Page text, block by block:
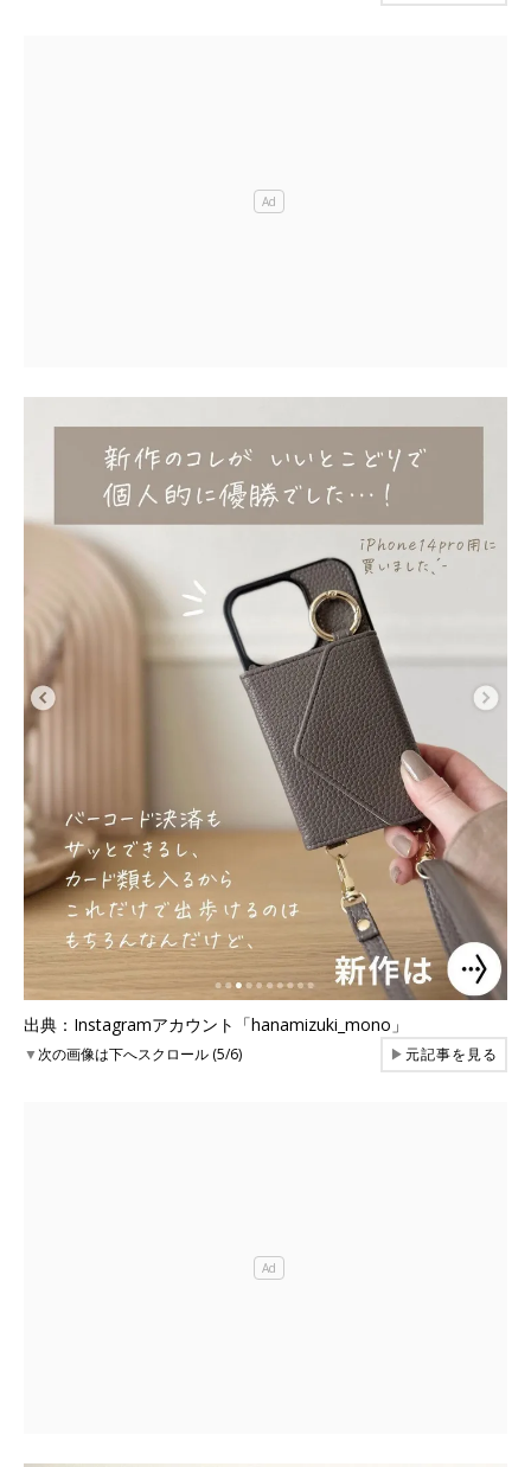
出典：Instagramアカウント「hanamizuki_mono」
▼次の画像は下へスクロール (5/6) ▶元記事を見る